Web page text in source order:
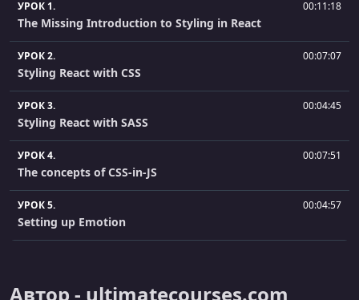
УРОК 1. 00:11:18
The Missing Introduction to Styling in React
УРОК 2. 00:07:07
Styling React with CSS
УРОК 3. 00:04:45
Styling React with SASS
УРОК 4. 00:07:51
The concepts of CSS-in-JS
УРОК 5. 00:04:57
Setting up Emotion
Автор - ultimatecourses.com